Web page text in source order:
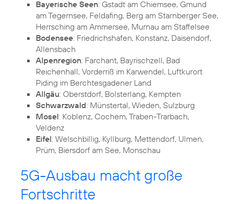
Bayerische Seen: Gstadt am Chiemsee, Gmund
am Tegernsee, Feldafing, Berg am Starnberger See,
Herrsching am Ammersee, Murnau am Staffelsee
Bodensee: Friedrichshafen, Konstanz, Daisendorf,
Allensbach
Alpenregion: Farchant, Bayrischzell, Bad
Reichenhall, Vorderriß im Karwendel, Luftkurort
Piding im Berchtesgadener Land
Allgäu: Oberstdorf, Bolsterlang, Kempten
Schwarzwald: Münstertal, Wieden, Sulzburg
Mosel: Koblenz, Cochem, Traben-Trarbach,
Veldenz
Eifel: Welschbillig, Kyllburg, Mettendorf, Ulmen,
Prüm, Biersdorf am See, Monschau
5G-Ausbau macht große
Fortschritte